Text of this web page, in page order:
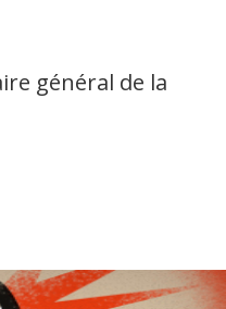
général de la